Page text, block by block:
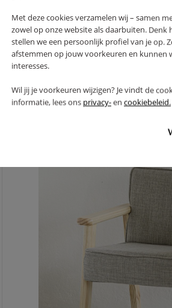
Met deze cookies verzamelen wij – samen
zowel op onze website als daarbuiten. Denk
stellen we een persoonlijk profiel van je op.
afstemmen op jouw voorkeuren en kunnen
interesses.
Wil jij je voorkeuren wijzigen? Je vindt de
informatie, lees ons privacy-en cookiebeleid.
ENSEMBLE 2 CHAISES ET
124,